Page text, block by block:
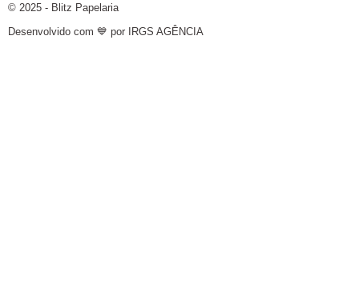
© 2025 - Blitz Papelaria
Desenvolvido com 💙 por IRGS AGÊNCIA